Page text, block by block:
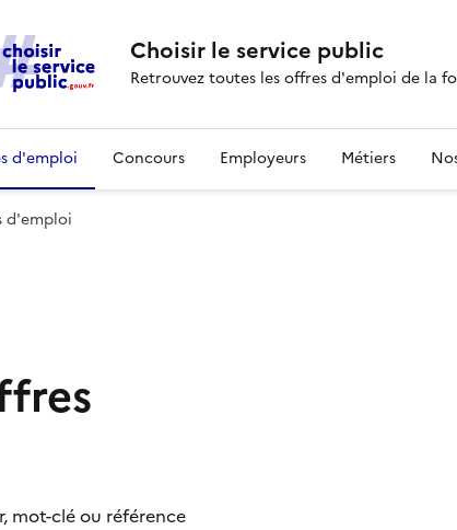
Choisir le service public
Retrouvez toutes les offres d'emploi de la
d'emploi Concours Employeurs Métiers
d'emploi
mot-clé ou référence